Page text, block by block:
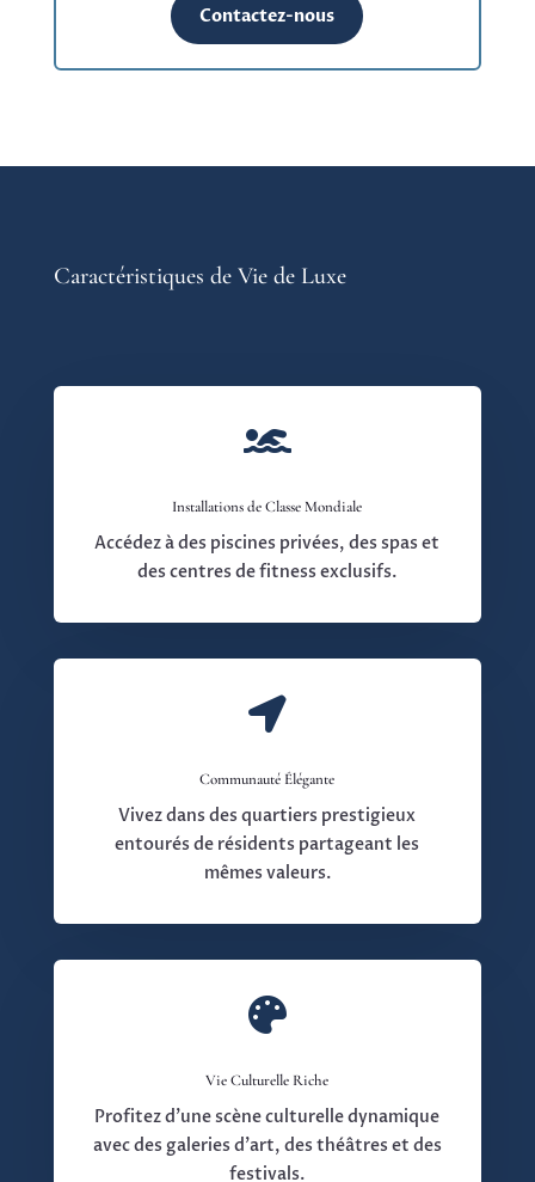
Contactez-nous
Caractéristiques de Vie de Luxe

Installations de Classe Mondiale
Accédez à des piscines privées, des spas et
des centres de fitness exclusifs.

Communauté Élégante
Vivez dans des quartiers prestigieux
entourés de résidents partageant les
mêmes valeurs.

Vie Culturelle Riche
Profitez d’une scène culturelle dynamique
avec des galeries d’art, des théâtres et des
festivals.